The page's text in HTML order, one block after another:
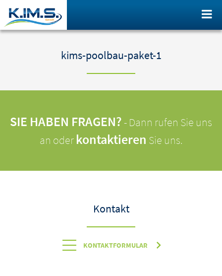
kims-poolbau-paket-1
SIE HABEN FRAGEN? - Dann rufen Sie uns
an oder kontaktieren Sie uns.
Kontakt
KONTAKTFORMULAR